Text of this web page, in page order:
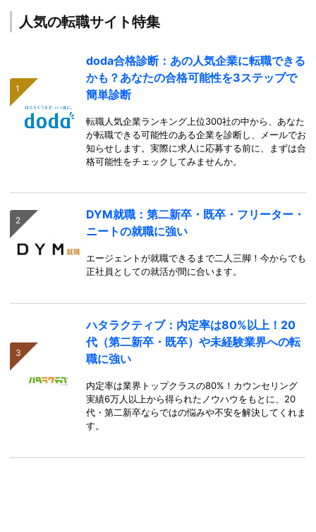
人気の転職サイト特集
doda合格診断：あの人気企業に転職できる
かも？あなたの合格可能性を3ステップで
簡単診断
転職人気企業ランキング上位300社の中から、あなた
が転職できる可能性のある企業を診断し、メールでお
知らせします。実際に求人に応募する前に、まずは合
格可能性をチェックしてみませんか。
DYM就職：第二新卒・既卒・フリーター・
ニートの就職に強い
エージェントが就職できるまで二人三脚！今からでも
正社員としての就活が間に合います。
ハタラクティブ：内定率は80%以上！20
代（第二新卒・既卒）や未経験業界への転
職に強い
内定率は業界トップクラスの80%！カウンセリング
実績6万人以上から得られたノウハウをもとに、20
代・第二新卒ならではの悩みや不安を解決してくれま
す。